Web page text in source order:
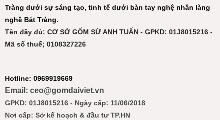
Tràng dưới sự sáng tạo, tinh tế dưới bàn tay nghệ nhân làng
nghề Bát Tràng.
Tên đầy đủ: CƠ SỞ GỐM SỨ ANH TUẤN - GPKD: 01J8015216 -
Mã số thuế; 0108327226
Hotline: 0969919669
Email: ceo@gomdaiviet.vn
GPKD: 01J8015216 - Ngày cấp: 11/06/2018
Nơi cấp: Sở kế hoạch & đầu tư TP.HN